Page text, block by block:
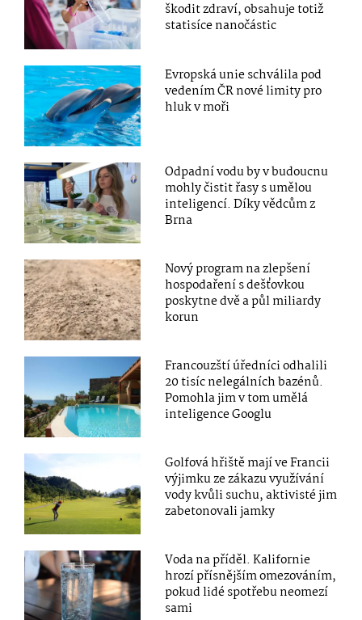
škodit zdraví, obsahuje totiž
statisíce nanočástic
Evropská unie schválila pod
vedením ČR nové limity pro
hluk v moři
Odpadní vodu by v budoucnu
mohly čistit řasy s umělou
inteligencí. Díky vědcům z
Brna
Nový program na zlepšení
hospodaření s dešťovkou
poskytne dvě a půl miliardy
korun
Francouzští úředníci odhalili
20 tisíc nelegálních bazénů.
Pomohla jim v tom umělá
inteligence Googlu
Golfová hřiště mají ve Francii
výjimku ze zákazu využívání
vody kvůli suchu, aktivisté jim
zabetonovali jamky
Voda na příděl. Kalifornie
hrozí přísnějším omezováním,
pokud lidé spotřebu neomezí
sami